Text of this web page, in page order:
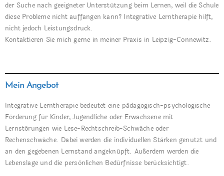
der Suche nach geeigneter Unterstützung beim Lernen, weil die Schule
diese Probleme nicht auffangen kann? Integrative Lerntherapie hilft,
nicht jedoch Leistungsdruck.
Kontaktieren Sie mich gerne in meiner Praxis in Leipzig-Connewitz.
Mein Angebot
Integrative Lerntherapie bedeutet eine pädagogisch-psychologische
Förderung für Kinder, Jugendliche oder Erwachsene mit
Lernstörungen wie Lese-Rechtschreib-Schwäche oder
Rechenschwäche. Dabei werden die individuellen Stärken genutzt und
an den gegebenen Lernstand angeknüpft. Außerdem werden die
Lebenslage und die persönlichen Bedürfnisse berücksichtigt.